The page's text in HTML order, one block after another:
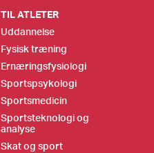
TIL ATLETER
Uddannelse
Fysisk træning
Ernæringsfysiologi
Sportspsykologi
Sportsmedicin
Sportsteknologi og
analyse
Skat og sport